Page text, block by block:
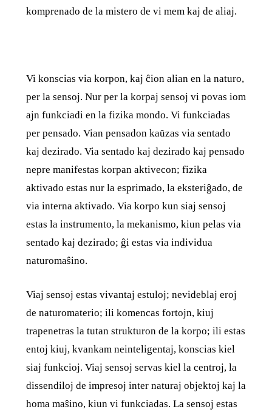
komprenado de la mistero de vi mem kaj de aliaj.
Vi konscias via korpon, kaj ĉion alian en la naturo,
per la sensoj. Nur per la korpaj sensoj vi povas iom
ajn funkciadi en la fizika mondo. Vi funkciadas
per pensado. Vian pensadon kaŭzas via sentado
kaj dezirado. Via sentado kaj dezirado kaj pensado
nepre manifestas korpan aktivecon; fizika
aktivado estas nur la esprimado, la eksteriĝado, de
via interna aktivado. Via korpo kun siaj sensoj
estas la instrumento, la mekanismo, kiun pelas via
sentado kaj dezirado; ĝi estas via individua
naturomaŝino.
Viaj sensoj estas vivantaj estuloj; nevideblaj eroj
de naturomaterio; ili komencas fortojn, kiuj
trapenetras la tutan strukturon de la korpo; ili estas
entoj kiuj, kvankam neinteligentaj, konscias kiel
siaj funkcioj. Viaj sensoj servas kiel la centroj, la
dissendiloj de impresoj inter naturaj objektoj kaj la
homa maŝino, kiun vi funkciadas. La sensoj estas